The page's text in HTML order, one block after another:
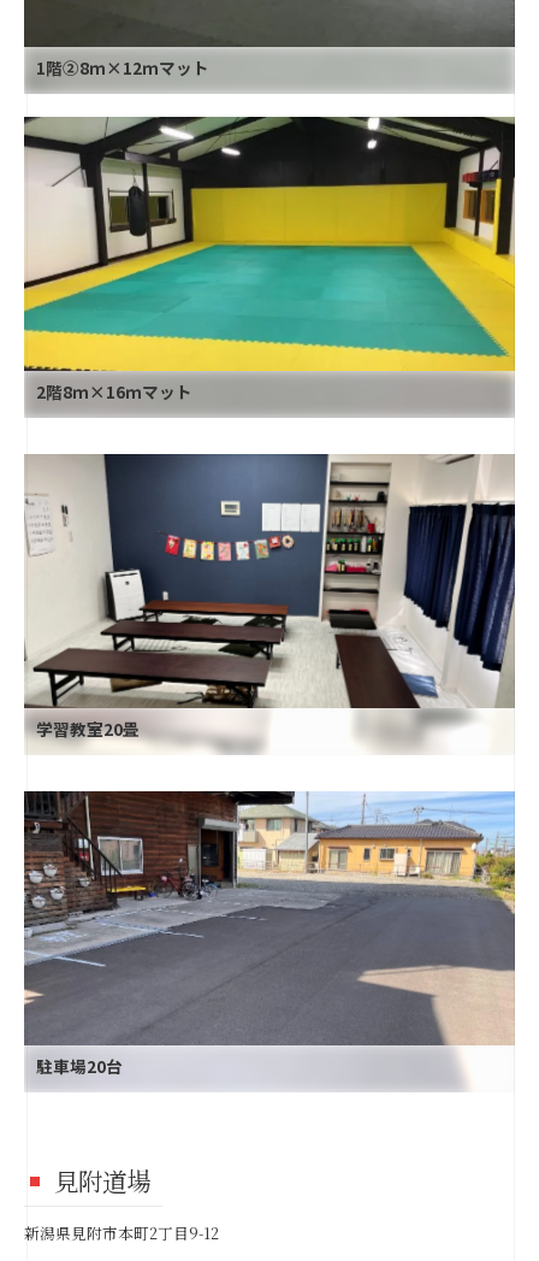
1階②8ｍ×12ｍマット
2階8ｍ×16ｍマット
学習教室20畳
駐車場20台
見附道場
新潟県見附市本町2丁目9-12